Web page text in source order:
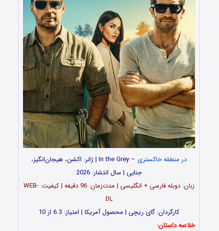
در منطقه خاکستری
– In the Grey | ژانر: اکشن، هیجان‌انگیز،
جنایی | سال انتشار: 2026
زبان: دوبله فارسی + انگلیسی | مدت‌زمان: 96 دقیقه | کیفیت: WEB-
DL
کارگردان: گای ریچی | محصول آمریکا | امتیاز: 6.3 از 10
خلاصه داستان: